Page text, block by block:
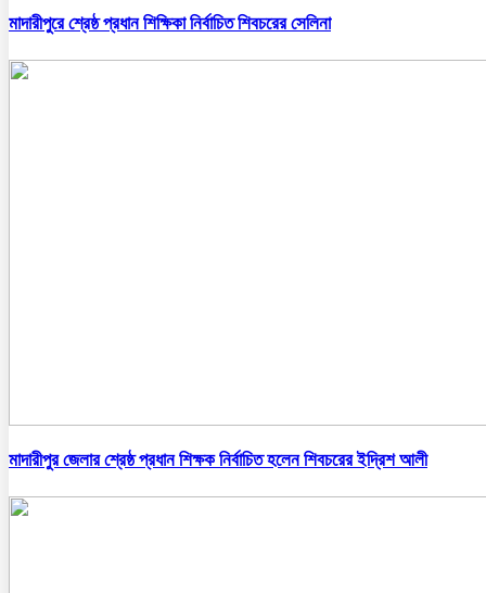
মাদারীপুরে শ্রেষ্ঠ প্রধান শিক্ষিকা নির্বাচিত শিবচরের সেলিনা
মাদারীপুর জেলার শ্রেষ্ঠ প্রধান শিক্ষক নির্বাচিত হলেন শিবচরের ইদ্রিশ আলী